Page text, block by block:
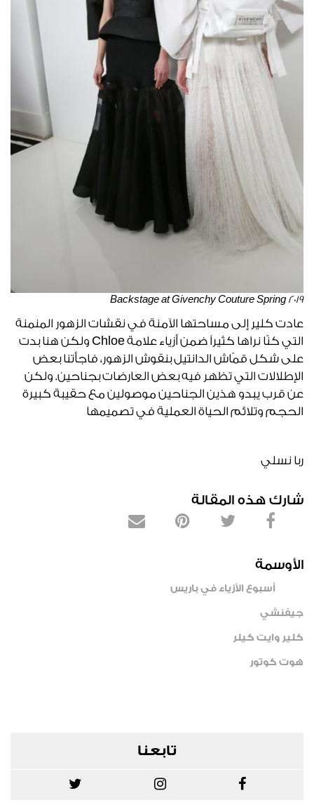
Backstage at Givenchy Couture Spring 2019
عادت كلير إلى مساحتها الآمنة في نقشات الزهور المنمنة
التي كنّا نراها كثيراً ضمن أزياء علامة Chloe ولكن هنا بدت
على شكل قمّاش الدانتيل بنقوش الزهور، فاجأتنا بعض
الإطلالات التي تظهر فيه بعض العارضات بجناحين. ولكن
عن قرب يبدو هذين الجناحين موصولين مع حقيبة كبيرة
الحجم وتلائم الحياة العملية في تصميمها
ربا نسلي
شارك هذه المقالة
الأوسمة
أسبوع الأزياء في باريس
جيفنشي
كلير وايت كيلر
هوت كوتور
تابعنا